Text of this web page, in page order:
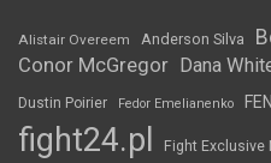
Alistair Overeem Anderson Silva
Conor McGregor Dana
Dustin Poirier Fedor Emelianenko FEN
fight24.pl Fight Exclusive